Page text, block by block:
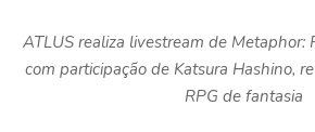
ATLUS realiza livestream de Metaphor:
com participação de Katsura Hashino,
RPG de fantasia